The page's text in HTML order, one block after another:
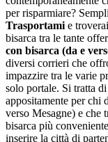
per risparmiare?
Trasportami e
bisarca tra le tante
con bisarca (da e
diversi corrieri che
impazzire tra le varie
solo portale. Si tratta di
appositamente per chi
verso Mesagne) e che
bisarca più
inserire la città di